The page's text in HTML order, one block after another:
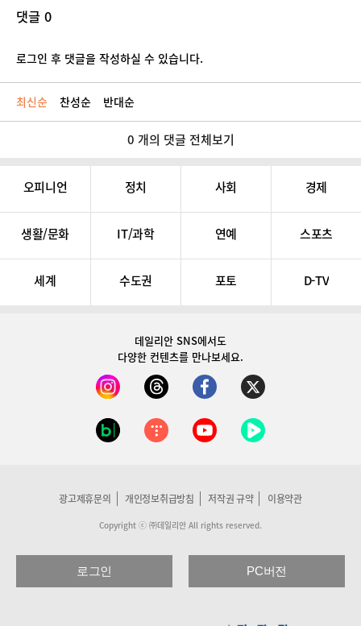
댓글 0
로그인 후 댓글을 작성하실 수 있습니다.
최신순 찬성순 반대순
0 개의 댓글 전체보기
오피니언 정치 사회 경제
생활/문화 IT/과학 연예 스포츠
세계 수도권 포토 D-TV
데일리안 SNS에서도
다양한 컨텐츠를 만나보세요.
광고제휴문의 개인정보취급방침 저작권 규약 이용약관
Copyright ⓒ ㈜데일리안 All rights reserved.
로그인 PC버전